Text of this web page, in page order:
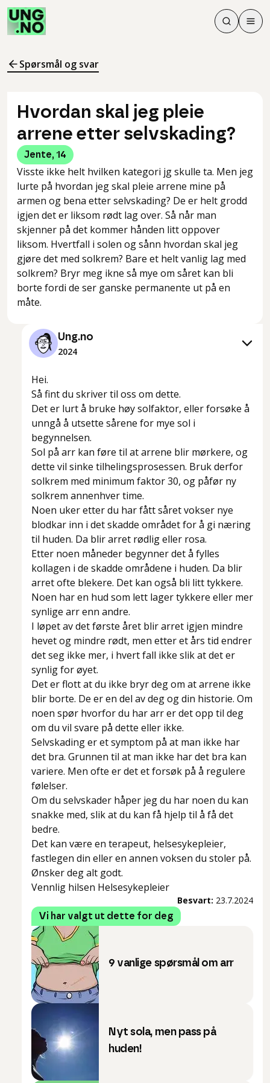
Søk
Søk
Meny
Spørsmål og svar
Hvordan skal jeg pleie
arrene etter selvskading?
Jente, 14
Visste ikke helt hvilken kategori jg skulle ta. Men jeg
lurte på hvordan jeg skal pleie arrene mine på
armen og bena etter selvskading? De er helt grodd
igjen det er liksom rødt lag over. Så når man
skjenner på det kommer hånden litt oppover
liksom. Hvertfall i solen og sånn hvordan skal jeg
gjøre det med solkrem? Bare et helt vanlig lag med
solkrem? Bryr meg ikne så mye om såret kan bli
borte fordi de ser ganske permanente ut på en
måte.
Ung.no
2024
Hei.
Så fint du skriver til oss om dette.
Det er lurt å bruke høy solfaktor, eller forsøke å
unngå å utsette sårene for mye sol i
begynnelsen.
Sol på arr kan føre til at arrene blir mørkere, og
dette vil sinke tilhelingsprosessen. Bruk derfor
solkrem med minimum faktor 30, og påfør ny
solkrem annenhver time.
Noen uker etter du har fått såret vokser nye
blodkar inn i det skadde området for å gi næring
til huden. Da blir arret rødlig eller rosa.
Etter noen måneder begynner det å fylles
kollagen i de skadde områdene i huden. Da blir
arret ofte blekere. Det kan også bli litt tykkere.
Noen har en hud som lett lager tykkere eller mer
synlige arr enn andre.
I løpet av det første året blir arret igjen mindre
hevet og mindre rødt, men etter et års tid endrer
det seg ikke mer, i hvert fall ikke slik at det er
synlig for øyet.
Det er flott at du ikke bryr deg om at arrene ikke
blir borte. De er en del av deg og din historie. Om
noen spør hvorfor du har arr er det opp til deg
om du vil svare på dette eller ikke.
Selvskading er et symptom på at man ikke har
det bra. Grunnen til at man ikke har det bra kan
variere. Men ofte er det et forsøk på å regulere
følelser.
Om du selvskader håper jeg du har noen du kan
snakke med, slik at du kan få hjelp til å få det
bedre.
Det kan være en terapeut, helsesykepleier,
fastlegen din eller en annen voksen du stoler på.
Ønsker deg alt godt.
Vennlig hilsen Helsesykepleier
Besvart: 23.7.2024
Vi har valgt ut dette for deg
9 vanlige spørsmål om arr
Nyt sola, men pass på
huden!